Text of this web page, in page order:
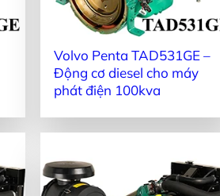
Volvo Penta TAD531GE –
Động cơ diesel cho máy
phát điện 100kva